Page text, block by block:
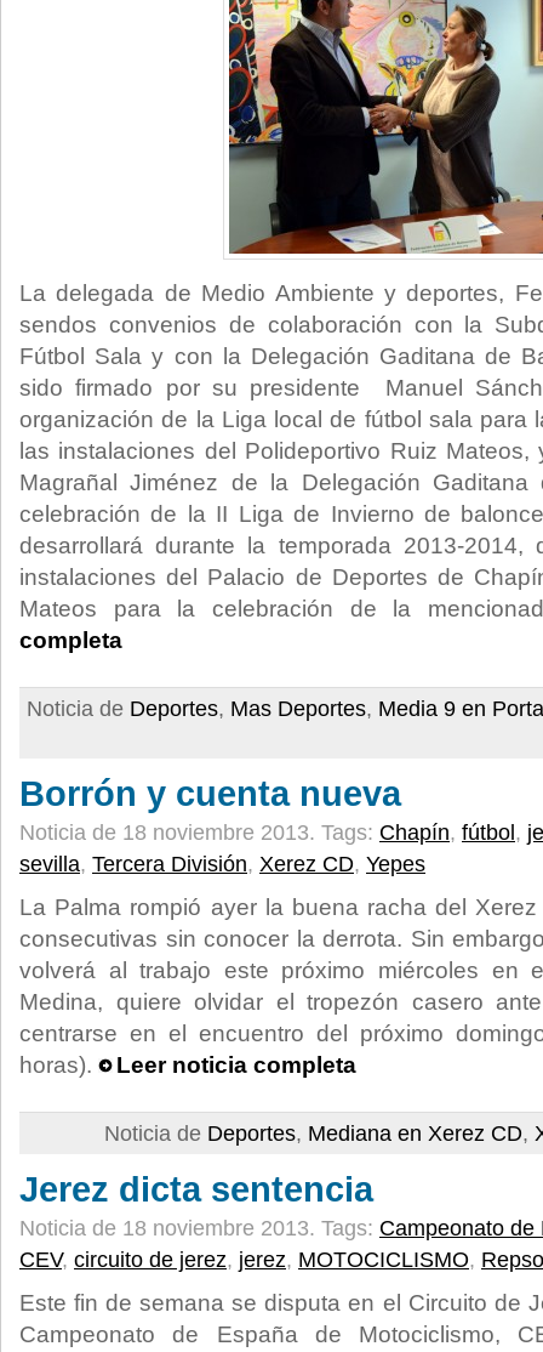
La delegada de Medio Ambiente y deportes,
sendos convenios de colaboración con la
Fútbol Sala y con la Delegación Gaditana de
sido firmado por su presidente Manuel
organización de la Liga local de fútbol sala para
las instalaciones del Polideportivo Ruiz
Magrañal Jiménez de la Delegación
celebración de la II Liga de Invierno de
desarrollará durante la temporada 2013-
instalaciones del Palacio de Deportes de
Mateos para la celebración de la
completa
Noticia de Deportes, Mas Deportes, Media 9 en
Borrón y cuenta nueva
Noticia de 18 noviembre 2013. Tags: Chapín, fútbol ,
sevilla, Tercera División, Xerez CD, Yepes
La Palma rompió ayer la buena racha del
consecutivas sin conocer la derrota. Sin
volverá al trabajo este próximo miércoles en
Medina, quiere olvidar el tropezón casero
centrarse en el encuentro del próximo
horas).
Leer noticia completa
Noticia de Deportes, Mediana en Xerez CD,
Jerez dicta sentencia
Noticia de 18 noviembre 2013. Tags: Campeonato de
CEV, circuito de jerez, jerez, MOTOCICLISMO,
Este fin de semana se disputa en el Circuito de
Campeonato de España de Motociclismo,